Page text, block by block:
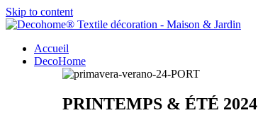
Skip to content
Accueil
DecoHome
PRINTEMPS & ÉTÉ 2024